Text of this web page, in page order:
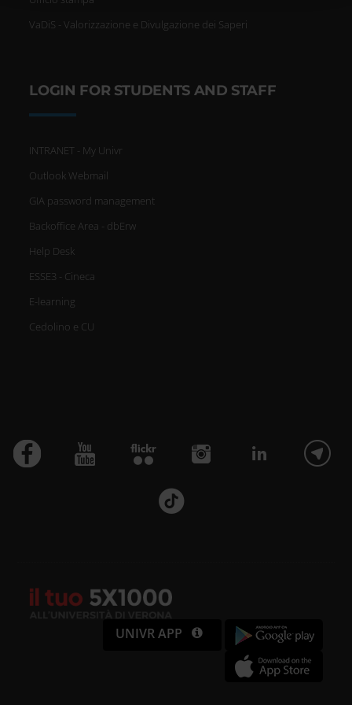
Identificare il tuo dispositivo,
alla ricerca di caratteristiche
specifiche (impronte digitali).
Approfondisci come vengono
elaborati i tuoi dati personali e
imposta le tue preferenze nella
o ritirare il tuo consenso in
qualsiasi momento dalla
Dichiarazione sui cookie.
annunci, per fornire funzionalità
nostro traffico. Condividiamo
partner che si occupano di analisi
dei dati web, pubblicità e social
media, i quali potrebbero
VaDiS - Valorizzazione e Divulgazione dei Saperi
LOGIN FOR STUDENTS AND STAFF
INTRANET - My Univr
Outlook Webmail
GIA password management
Backoffice Area - dbErw
Help Desk
ESSE3 - Cineca
E-learning
Cedolino e CU
UNIVR APP